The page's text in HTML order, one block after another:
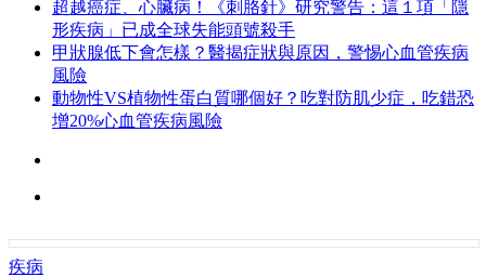
超越癌症、心臟病！《刺胳針》研究警告：這１項「隱
形疾病」已成全球失能頭號殺手
甲狀腺低下會怎樣？醫揭症狀與原因，警惕心血管疾病
風險
動物性VS植物性蛋白質哪個好？吃對防肌少症，吃錯恐
增20%心血管疾病風險
疾病